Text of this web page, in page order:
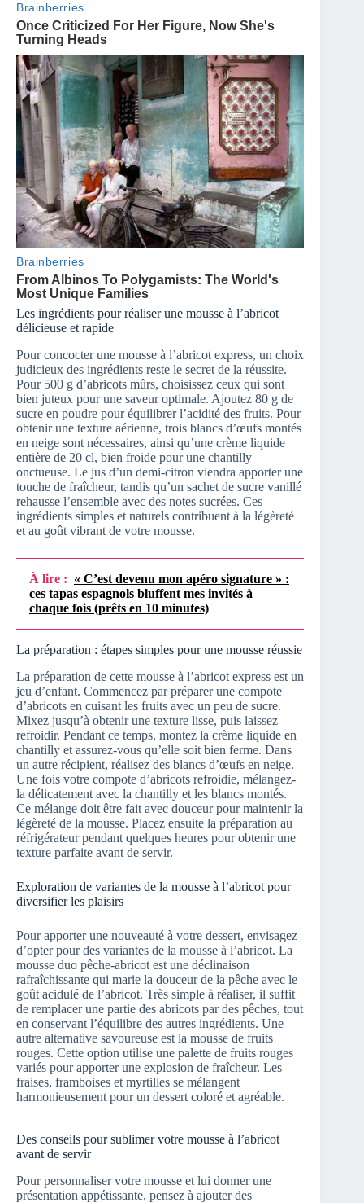
Les ingrédients pour réaliser une mousse à l’abricot
délicieuse et rapide
Pour concocter une mousse à l’abricot express, un choix
judicieux des ingrédients reste le secret de la réussite.
Pour 500 g d’abricots mûrs, choisissez ceux qui sont
bien juteux pour une saveur optimale. Ajoutez 80 g de
sucre en poudre pour équilibrer l’acidité des fruits. Pour
obtenir une texture aérienne, trois blancs d’œufs montés
en neige sont nécessaires, ainsi qu’une crème liquide
entière de 20 cl, bien froide pour une chantilly
onctueuse. Le jus d’un demi-citron viendra apporter une
touche de fraîcheur, tandis qu’un sachet de sucre vanillé
rehausse l’ensemble avec des notes sucrées. Ces
ingrédients simples et naturels contribuent à la légèreté
et au goût vibrant de votre mousse.
À lire : « C’est devenu mon apéro signature » :
ces tapas espagnols bluffent mes invités à
chaque fois (prêts en 10 minutes)
La préparation : étapes simples pour une mousse réussie
La préparation de cette mousse à l’abricot express est un
jeu d’enfant. Commencez par préparer une compote
d’abricots en cuisant les fruits avec un peu de sucre.
Mixez jusqu’à obtenir une texture lisse, puis laissez
refroidir. Pendant ce temps, montez la crème liquide en
chantilly et assurez-vous qu’elle soit bien ferme. Dans
un autre récipient, réalisez des blancs d’œufs en neige.
Une fois votre compote d’abricots refroidie, mélangez-
la délicatement avec la chantilly et les blancs montés.
Ce mélange doit être fait avec douceur pour maintenir la
légèreté de la mousse. Placez ensuite la préparation au
réfrigérateur pendant quelques heures pour obtenir une
texture parfaite avant de servir.
Exploration de variantes de la mousse à l’abricot pour
diversifier les plaisirs
Pour apporter une nouveauté à votre dessert, envisagez
d’opter pour des variantes de la mousse à l’abricot. La
mousse duo pêche-abricot est une déclinaison
rafraîchissante qui marie la douceur de la pêche avec le
goût acidulé de l’abricot. Très simple à réaliser, il suffit
de remplacer une partie des abricots par des pêches, tout
en conservant l’équilibre des autres ingrédients. Une
autre alternative savoureuse est la mousse de fruits
rouges. Cette option utilise une palette de fruits rouges
variés pour apporter une explosion de fraîcheur. Les
fraises, framboises et myrtilles se mélangent
harmonieusement pour un dessert coloré et agréable.
Des conseils pour sublimer votre mousse à l’abricot
avant de servir
Pour personnaliser votre mousse et lui donner une
présentation appétissante, pensez à ajouter des